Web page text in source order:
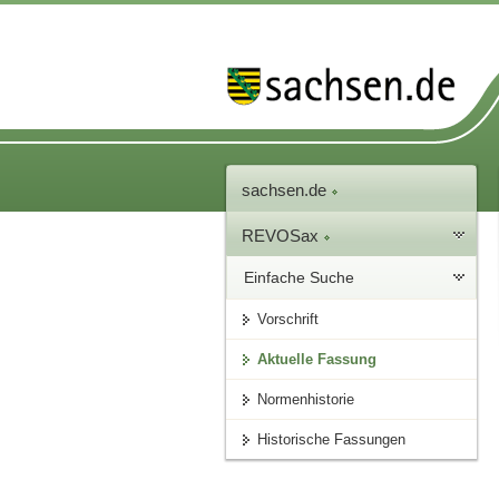
sachsen.de
REVOSax
Einfache Suche
Vorschrift
Aktuelle Fassung
Normenhistorie
Historische Fassungen